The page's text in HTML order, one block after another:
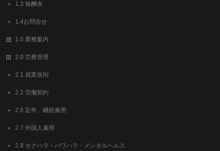
1.3 報酬表
1.4お問合せ
1.0 業務案内
2.0 労務管理
2.1 就業規則
2.2 労働契約
2.6 定年、継続雇用
2.7 外国人雇用
2.8 セクハラ・パワハラ・メンタルヘルス